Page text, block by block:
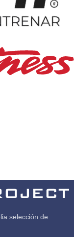
selección de